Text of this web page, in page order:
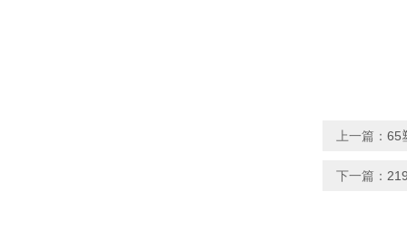
上一篇： 65
下一篇：